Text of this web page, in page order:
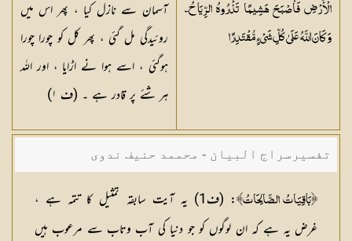
الْأَرْضِ فَأَصْبَحَ هَشِيمًا تَذْرُوهُ الرِّيَاحُ ۗ
وَكَانَ اللَّهُ عَلَىٰ كُلِّ شَيْءٍمُّقْتَدِرًا
شاہ رفیع الدین دھلوی
آسمان سے نازل کیا ، پھر اس میں
روئیدگی مل گئی ، پھر کل کو چورا چورا
ہوگئی ، اسے ہوا نے اڑایا ، اور اللہ
ہر شئے پر قادر ہے ۔ (ف ١)
تفسیرسراج البیان - محممد حنیف ندوی
﴿بَاقِيَاتُ الصَّالِحَاتُ﴾:
(ف1 ) یہ آیت سابقہ تمثیل کا تتمہ ہے ،
غرض یہ ہے کہ ان لوگوں کو جو دنیا کی آب وتاب سے مرعوب ہیں